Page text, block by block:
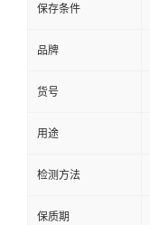
保存条件
品牌
货号
用途
检测方法
保质期